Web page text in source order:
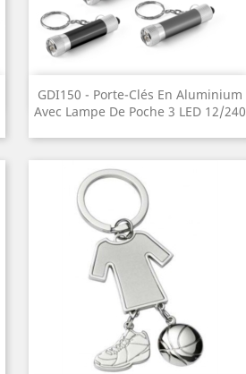
GDI150 - Porte-Clés En Aluminium
Avec Lampe De Poche 3 LED 12/240
Aperçu rapide